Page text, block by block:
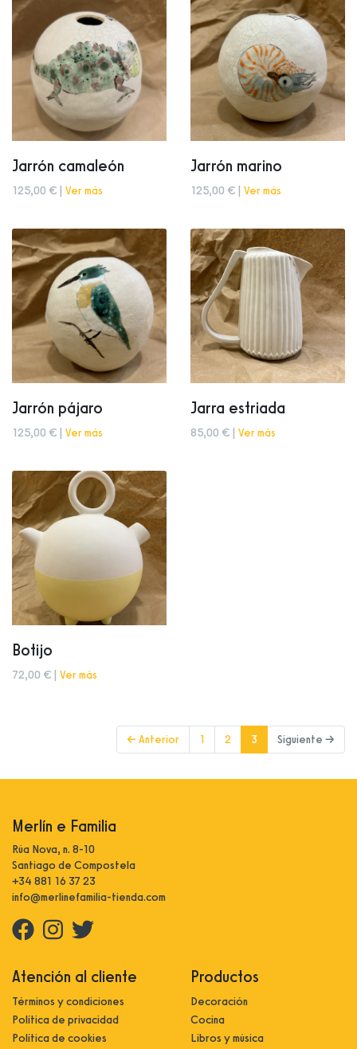
Jarrón camaleón
125,00 € | Ver más
Jarrón marino
125,00 € | Ver más
Jarrón pájaro
125,00 € | Ver más
Jarra estriada
85,00 € | Ver más
Botijo
72,00 € | Ver más
← Anterior 1 2 3(current)
Siguiente →
Merlín e Familia
Rúa Nova, n. 8-10
Santiago de Compostela
+34 881 16 37 23
info@merlinefamilia-tienda.com
Atención al cliente
Términos y condiciones
Política de privacidad
Política de cookies
Productos
Decoración
Cocina
Libros y música